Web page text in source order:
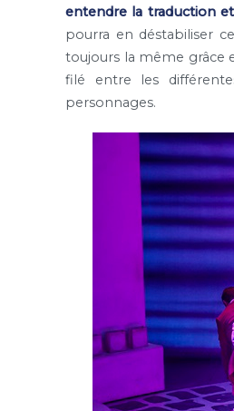
entendre la traduction
pourra en déstabiliser
toujours la même grâce
filé entre les
personnages.